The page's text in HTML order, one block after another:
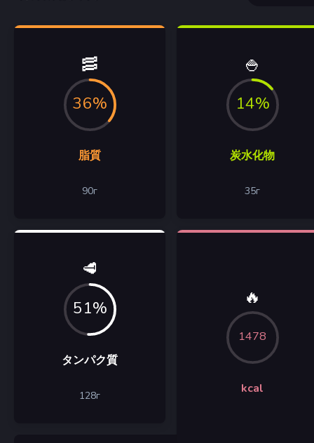
🥓
36%
脂質
90г
🍚
14%
炭水化物
35г
🥩
51%
タンパク質
128г
🔥
1478
kcal